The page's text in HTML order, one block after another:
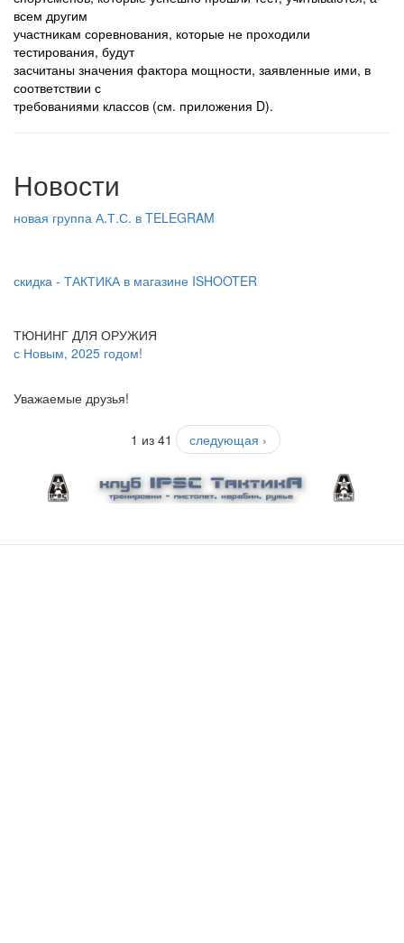
всем другим
участникам соревнования, которые не проходили
тестирования, будут
засчитаны значения фактора мощности, заявленные ими, в
соответствии с
требованиями классов (см. приложения D).
Новости
новая группа А.Т.С. в TELEGRAM
скидка - ТАКТИКА в магазине ISHOOTER
ТЮНИНГ ДЛЯ ОРУЖИЯ
с Новым, 2025 годом!
Уважаемые друзья!
1 из 41 следующая ›